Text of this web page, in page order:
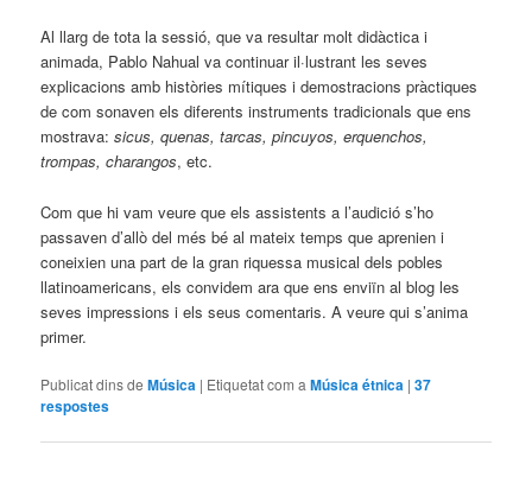
Al llarg de tota la sessió, que va resultar molt didàctica i
animada, Pablo Nahual va continuar il·lustrant les seves
explicacions amb històries mítiques i demostracions pràctiques
de com sonaven els diferents instruments tradicionals que ens
mostrava:sicus, quenas, tarcas, pincuyos, erquenchos,
trompas, charangos, etc.
Com que hi vam veure que els assistents a l’audició s’ho
passaven d’allò del més bé al mateix temps que aprenien i
coneixien una part de la gran riquessa musical dels pobles
llatinoamericans, els convidem ara que ens enviïn al blog les
seves impressions i els seus comentaris. A veure qui s’anima
primer.
Publicat dins de Música | Etiquetat com a Música étnica |37
respostes